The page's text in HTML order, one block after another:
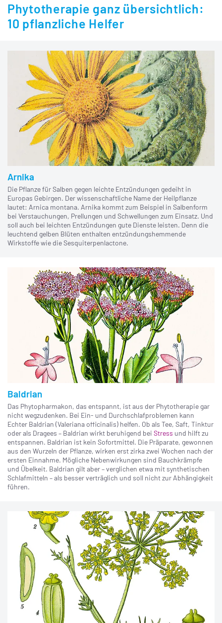
Phytotherapie ganz übersichtlich:
10 pflanzliche Helfer
Arnika
Die Pflanze für Salben gegen leichte Entzündungen gedeiht in
Europas Gebirgen. Der wissenschaftliche Name der Heilpflanze
lautet: Arnica montana. Arnika kommt zum Beispiel in Salbenform
bei Verstauchungen, Prellungen und Schwellungen zum Einsatz. Und
soll auch bei leichten Entzündungen gute Dienste leisten. Denn die
leuchtend gelben Blüten enthalten entzündungshemmende
Wirkstoffe wie die Sesquiterpenlactone.
Baldrian
Das Phytopharmakon, das entspannt, ist aus der Phytotherapie gar
nicht wegzudenken. Bei Ein- und Durchschlafproblemen kann
Echter Baldrian (Valeriana officinalis) helfen. Ob als Tee, Saft, Tinktur
oder als Dragees – Baldrian wirkt beruhigend bei Stress und hilft zu
entspannen. Baldrian ist kein Sofortmittel. Die Präparate, gewonnen
aus den Wurzeln der Pflanze, wirken erst zirka zwei Wochen nach der
ersten Einnahme. Mögliche Nebenwirkungen sind Bauchkrämpfe
und Übelkeit. Baldrian gilt aber – verglichen etwa mit synthetischen
Schlafmitteln – als besser verträglich und soll nicht zur Abhängigkeit
führen.